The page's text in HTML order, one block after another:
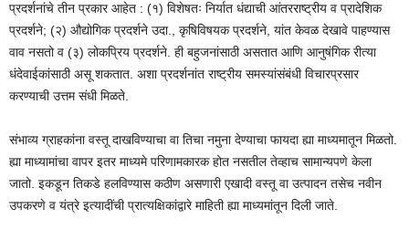
प्रदर्शनांचे तीन प्रकार आहेत : (१) विशेषतः निर्यात धंद्याची आंतरराष्ट्रीय व प्रादेशिक
प्रदर्शने; (२) औद्योगिक प्रदर्शने उदा., कृषिविषयक प्रदर्शने, यांत केवळ देखावे पाहण्यास
वाव नसतो व (३) लोकप्रिय प्रदर्शने. ही बहुजनांसाठी असतात आणि आनुषंगिक रीत्या
धंदेवाईकांसाठी असू शकतात. अशा प्रदर्शनांत राष्ट्रीय समस्यांसंबंधी विचारप्रसार
करण्याची उत्तम संधी मिळते.
संभाव्य ग्राहकांना वस्तू दाखविण्याचा वा तिचा नमुना देण्याचा फायदा ह्या माध्यमातून मिळतो.
ह्या माध्यामांचा वापर इतर माध्यमे परिणामकारक होत नसतील तेव्हाच सामान्यपणे केला
जातो. इकडून तिकडे हलविण्यास कठीण असणारी एखादी वस्तू वा उत्पादन तसेच नवीन
उपकरणे व यंत्रे इत्यादींची प्रात्यक्षिकांद्वारे माहिती ह्या माध्यमांतून दिली जाते.